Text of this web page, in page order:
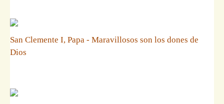
San Clemente I, Papa - Maravillosos son los dones de
Dios